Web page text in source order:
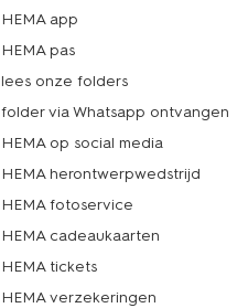
HEMA app
HEMA pas
lees onze folders
folder via Whatsapp ontvangen
HEMA op social media
HEMA herontwerpwedstrijd
HEMA fotoservice
HEMA cadeaukaarten
HEMA tickets
HEMA verzekeringen